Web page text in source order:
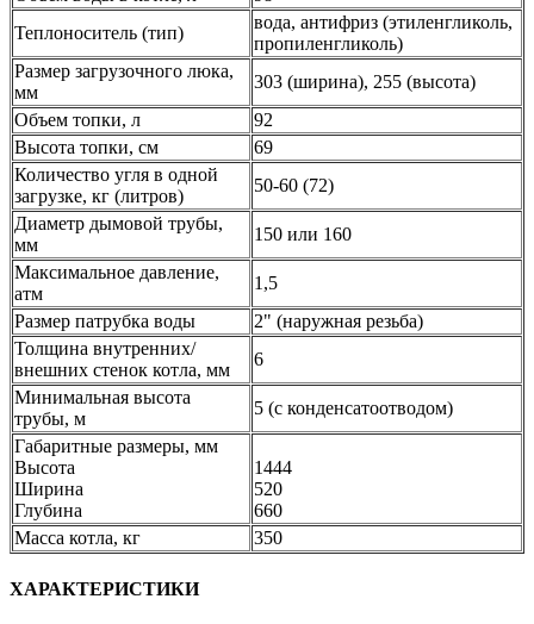
Теплоноситель (тип)
вода, антифриз (этиленгликоль,
пропиленгликоль)
Размер загрузочного люка,
мм
303 (ширина), 255 (высота)
Объем топки, л
92
Высота топки, см
69
Количество угля в одной
загрузке, кг (литров)
50-60 (72)
Диаметр дымовой трубы,
мм
150 или 160
Максимальное давление,
атм
1,5
Размер патрубка воды
2" (наружная резьба)
Толщина внутренних/
внешних стенок котла, мм
6
Минимальная высота
трубы, м
5 (с конденсатоотводом)
Габаритные размеры, мм
Высота
Ширина
Глубина
1444
520
660
Масса котла, кг
350
ХАРАКТЕРИСТИКИ